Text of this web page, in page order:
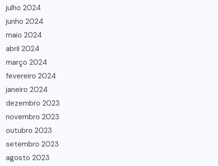
julho 2024
junho 2024
maio 2024
abril 2024
março 2024
fevereiro 2024
janeiro 2024
dezembro 2023
novembro 2023
outubro 2023
setembro 2023
agosto 2023